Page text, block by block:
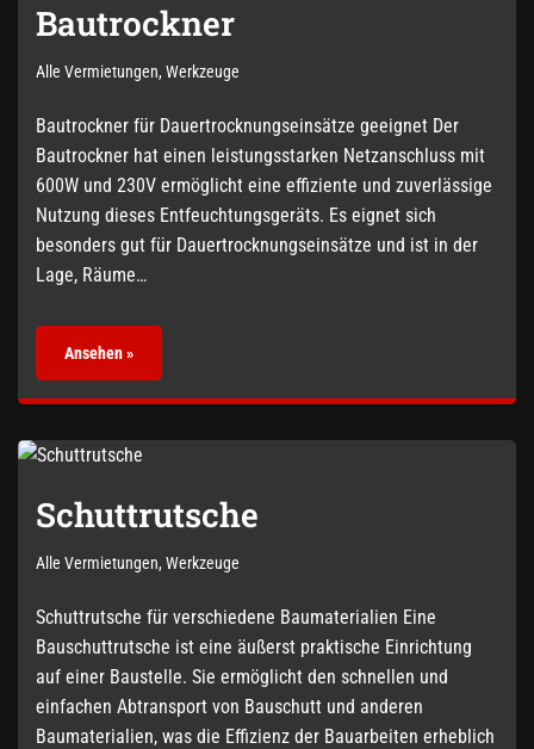
Bautrockner
Alle Vermietungen, Werkzeuge
Bautrockner für Dauertrocknungseinsätze geeignet Der
Bautrockner hat einen leistungsstarken Netzanschluss mit
600W und 230V ermöglicht eine effiziente und zuverlässige
Nutzung dieses Entfeuchtungsgeräts. Es eignet sich
besonders gut für Dauertrocknungseinsätze und ist in der
Lage, Räume…
Ansehen »
Schuttrutsche
Alle Vermietungen, Werkzeuge
Schuttrutsche für verschiedene Baumaterialien Eine
Bauschuttrutsche ist eine äußerst praktische Einrichtung
auf einer Baustelle. Sie ermöglicht den schnellen und
einfachen Abtransport von Bauschutt und anderen
Baumaterialien, was die Effizienz der Bauarbeiten erheblich